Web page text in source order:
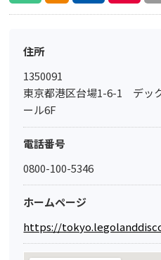
住所
1350091
東京都港区台場1-6-1 デッ
ール6F
電話番号
0800-100-5346
ホームページ
https://